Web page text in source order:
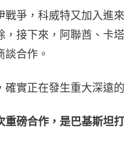
戰爭，科威特又加入進
，接下來，阿聯酋、卡
談合作。
確實正在發生重大深遠
重磅合作，是巴基斯坦